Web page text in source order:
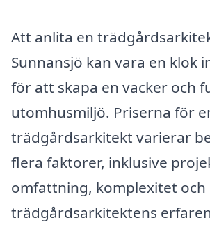
Att anlita en
Sunnansjö kan vara en klok
för att skapa en vacker och
utomhusmiljö. Priserna för
trädgårdsarkitekt varierar
flera faktorer, inklusive
omfattning, komplexitet och
trädgårdsarkitektens